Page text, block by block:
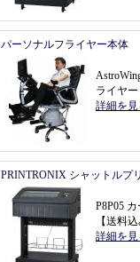
パーソナルフライヤー本体
ライヤー
詳細を
PRINTRONIX シャットルプ
P8P05
【送料
詳細を